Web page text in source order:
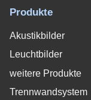
Produkte
Akustikbilder
Leuchtbilder
weitere Produkte
Trennwandsystem